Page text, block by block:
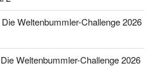
Weltenbummler-Challenge 2026
Weltenbummler-Challenge 2026